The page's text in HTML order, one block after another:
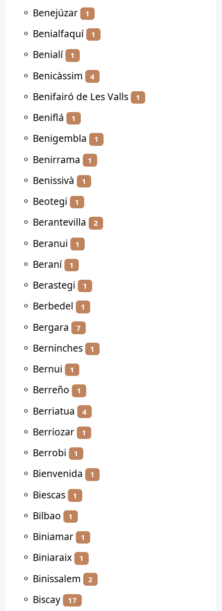
⚬ Benejúzar 1
⚬ Benialfaquí 1
⚬ Benialí 1
⚬ Benicàssim 4
⚬ Benifairó de Les Valls 1
⚬ Beniflá 1
⚬ Benigembla 1
⚬ Benirrama 1
⚬ Benissivà 1
⚬ Beotegi 1
⚬ Berantevilla 2
⚬ Beranui 1
⚬ Beraní 1
⚬ Berastegi 1
⚬ Berbedel 1
⚬ Bergara 7
⚬ Berninches 1
⚬ Bernui 1
⚬ Berreño 1
⚬ Berriatua 4
⚬ Berriozar 1
⚬ Berrobi 1
⚬ Bienvenida 1
⚬ Biescas 1
⚬ Bilbao 1
⚬ Biniamar 1
⚬ Biniaraix 1
⚬ Binissalem 2
⚬ Biscay 17